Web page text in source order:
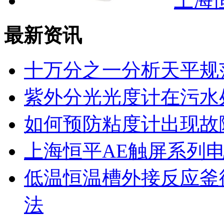
最新资讯
十万分之一分析天平
紫外分光光度计在污
如何预防粘度计出现故
上海恒平AE触屏系列
低温恒温槽外接反应
法